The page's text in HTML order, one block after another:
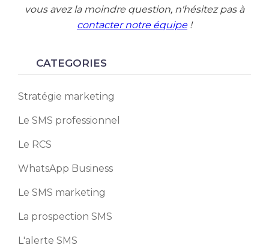
vous avez la moindre question, n'hésitez pas à
contacter notre équipe!
CATEGORIES
Stratégie marketing
Le SMS professionnel
Le RCS
WhatsApp Business
Le SMS marketing
La prospection SMS
L'alerte SMS